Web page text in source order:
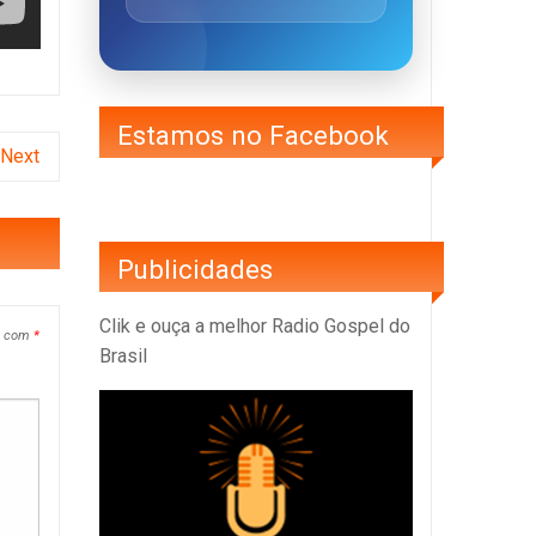
Next
com *
Estamos no Facebook
Publicidades
Clik e ouça a melhor Radio Gospel do
Brasil